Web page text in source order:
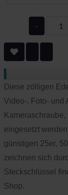
-
Diese zölligen
Video-, Foto- und
eingesetzt
günstigen 25er,
zeichnen sich
Steckschlüssel
Shop.